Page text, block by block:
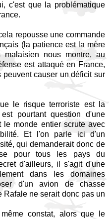
c'est que la problématique
repousse une commande
(la patience est la mère
nous montre, au
est attaqué en France,
causer un déficit sur
le risque terroriste est la
pourtant question d'une
le monde entier scrute avec
Et l'on parle ici d'un
qui demanderait donc de
pour tous les pays du
d'ailleurs, il s'agit d'une
dans les domaines
d'un avion de chasse
Rafale ne serait donc pas un
constat, alors que le